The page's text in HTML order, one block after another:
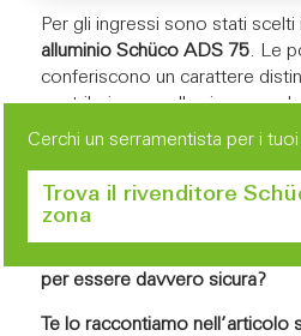
Per gli ingressi sono stati
alluminio Schüco ADS 75. Le
conferiscono un carattere
contribuiscono alla sicurezza
scelta ha permesso di dare
abbinamento estetico con gli
Schüco.
per essere davvero sicura?
Te lo raccontiamo nell’articolo
Cerchi un serramentista per i
Trova il rivenditore
zona